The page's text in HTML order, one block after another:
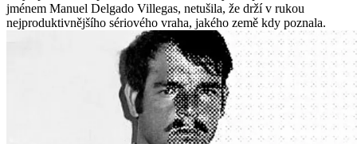
jménem Manuel Delgado Villegas, netušila, že drží v rukou
nejproduktivnějšího sériového vraha, jakého země kdy poznala.